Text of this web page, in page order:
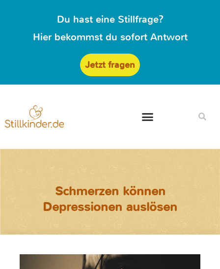
Du hast eine Stillfrage?
Hier bekommst du sofort Antwort
Jetzt fragen
Schmerzen können
Depressionen auslösen